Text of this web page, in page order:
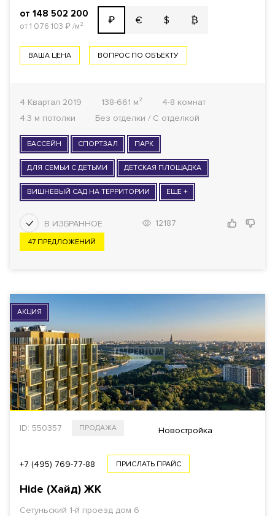
от 148 502 200
от 1 076 103 ₽/м² ₽ € $ ₿
ВАША ЦЕНА ВОПРОС ПО ОБЪЕКТУ
4 Квартал 2019 138-661 м²
4-8 комнат
4.3 м потолки
Без отделки / С отделкой
БАССЕЙН СПОРТЗАЛ ПАРК
ДЛЯ СЕМЬИ С ДЕТЬМИ ДЕТСКАЯ ПЛОЩАДКА
ВИШНЕВЫЙ САД НА ТЕРРИТОРИИ ЕЩЕ +
12187
47 ПРЕДЛОЖЕНИЙ
АКЦИЯ
ID: 550357 ПРОДАЖА Новостройка
+7 (495) 769-77-88 ПРИСЛАТЬ ПРАЙС
Hide (Хайд) ЖК
Сетуньский 1-й проезд дом 6